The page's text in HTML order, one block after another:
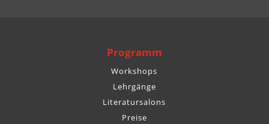
Programm
Workshops
Lehrgänge
Literatursalons
Preise